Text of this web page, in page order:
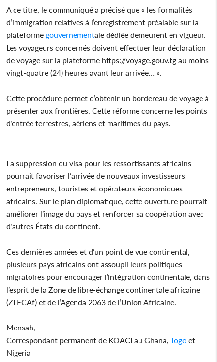
A ce titre, le communiqué a précisé que « les formalités
d’immigration relatives à l’enregistrement préalable sur la
plateforme gouvernementale dédiée demeurent en vigueur.
Les voyageurs concernés doivent effectuer leur déclaration
de voyage sur la plateforme https://voyage.gouv.tg au moins
vingt-quatre (24) heures avant leur arrivée… ».
Cette procédure permet d’obtenir un bordereau de voyage à
présenter aux frontières. Cette réforme concerne les points
d’entrée terrestres, aériens et maritimes du pays.
La suppression du visa pour les ressortissants africains
pourrait favoriser l’arrivée de nouveaux investisseurs,
entrepreneurs, touristes et opérateurs économiques
africains. Sur le plan diplomatique, cette ouverture pourrait
améliorer l’image du pays et renforcer sa coopération avec
d’autres États du continent.
Ces dernières années et d’un point de vue continental,
plusieurs pays africains ont assoupli leurs politiques
migratoires pour encourager l’intégration continentale, dans
l’esprit de la Zone de libre-échange continentale africaine
(ZLECAf) et de l’Agenda 2063 de l’Union Africaine.
Mensah,
Correspondant permanent de KOACI au Ghana,Togo et
Nigeria